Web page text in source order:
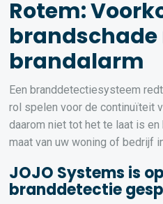
Rotem:
brandschade
brandalarm
Een branddetectiesysteem
rol spelen voor de continuïteit
daarom niet tot het te laat is
maat van uw woning of bedrijf
JOJO Systems is
branddetectie